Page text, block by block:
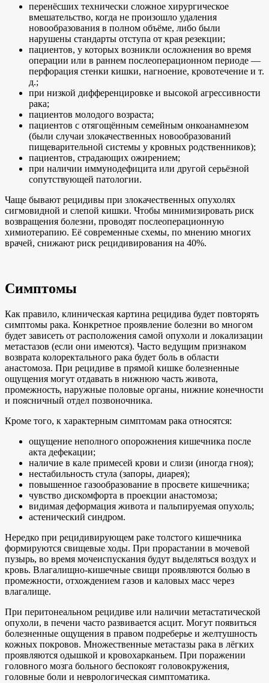
перенёсших технически сложное хирургическое
вмешательство, когда не произошло удаления
новообразования в полном объёме, либо были
нарушены стандарты отступа от края резекции;
пациентов, у которых возникли осложнения во время
операции или в раннем послеоперационном периоде —
перфорация стенки кишки, нагноение, кровотечение и т.
д.;
при низкой дифференцировке и высокой агрессивности
рака;
пациентов молодого возраста;
пациентов с отягощённым семейным онкоанамнезом
(были случаи злокачественных новообразований
пищеварительной системы у кровных родственников);
пациентов, страдающих ожирением;
при наличии иммунодефицита или другой серьёзной
сопутствующей патологии.
Чаще бывают рецидивы при злокачественных опухолях
сигмовидной и слепой кишки. Чтобы минимизировать риск
возвращения болезни, проводят послеоперационную
химиотерапию. Её современные схемы, по мнению многих
врачей, снижают риск рецидивирования на 40%.
Симптомы
Как правило, клиническая картина рецидива будет повторять
симптомы рака. Конкретное проявление болезни во многом
будет зависеть от расположения самой опухоли и локализации
метастазов (если они имеются). Часто ведущим признаком
возврата колоректального рака будет боль в области
анастомоза. При рецидиве в прямой кишке болезненные
ощущения могут отдавать в нижнюю часть живота,
промежность, наружные половые органы, нижние конечности
и поясничный отдел позвоночника.
Кроме того, к характерным симптомам рака относятся:
ощущение неполного опорожнения кишечника после
акта дефекации;
наличие в кале примесей крови и слизи (иногда гноя);
нестабильность стула (запоры, диарея);
повышенное газообразование в просвете кишечника;
чувство дискомфорта в проекции анастомоза;
видимая деформация живота и пальпируемая опухоль;
астенический синдром.
Нередко при рецидивирующем раке толстого кишечника
формируются свищевые ходы. При прорастании в мочевой
пузырь, во время мочеиспускания будут выделяться воздух и
кровь. Влагалищно-кишечные свищи проявляются болью в
промежности, отхождением газов и каловых масс через
влагалище.
При перитонеальном рецидиве или наличии метастатической
опухоли, в печени часто развивается асцит. Могут появиться
болезненные ощущения в правом подреберье и желтушность
кожных покровов. Множественные метастазы рака в лёгких
проявляются одышкой и кровохарканьем. При поражении
головного мозга больного беспокоят головокружения,
головные боли и неврологическая симптоматика.